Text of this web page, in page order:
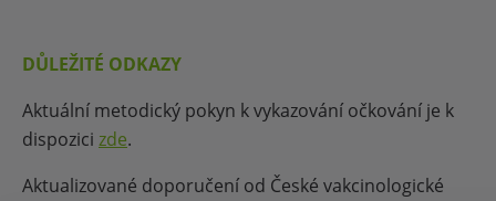
DŮLEŽITÉ ODKAZY
Aktuální metodický pokyn k vykazování očkování je k
dispozici zde.
Aktualizované doporučení od České vakcinologické